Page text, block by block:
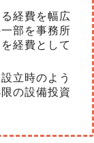
経費を幅広
部を事務所
経費として
設立時のよう
の設備投資